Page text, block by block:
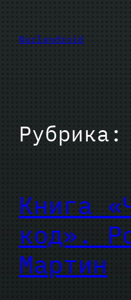
содержимому
Nurlandroid
Рубрика:
Книга
код».
Мартин